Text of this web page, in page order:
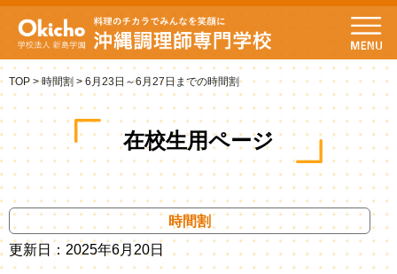
TOP >時間割 > 6月23日～6月27日までの時間割
在校生用ページ
時間割
更新日：2025年6月20日